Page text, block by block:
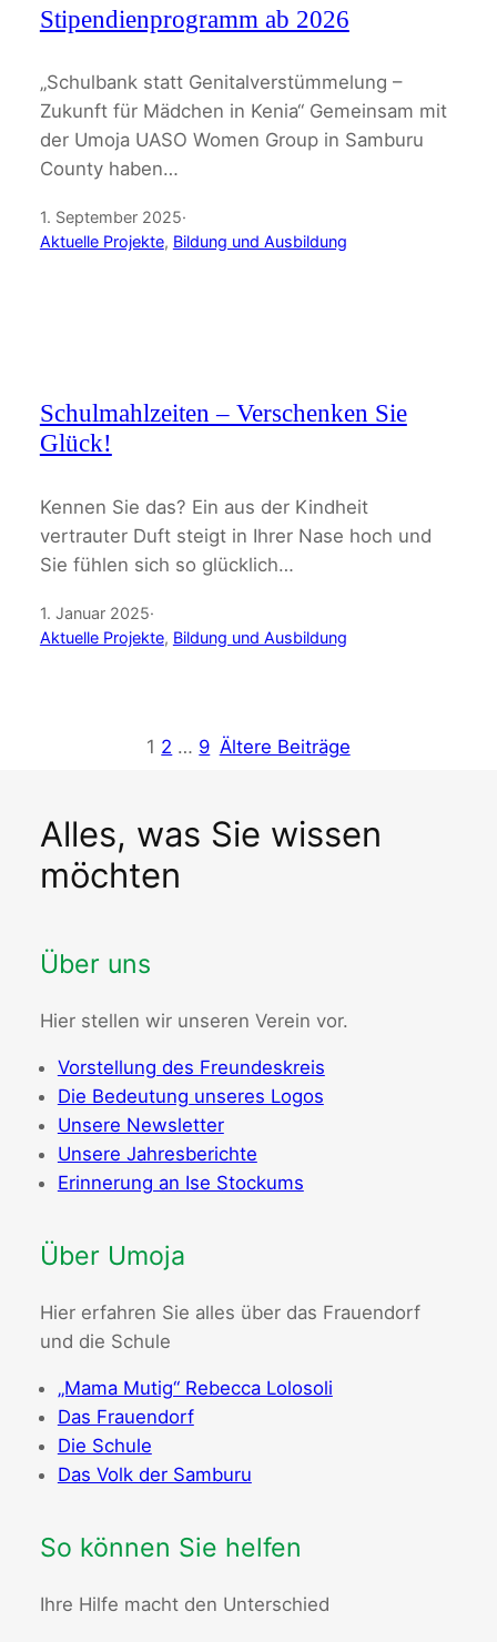
Stipendienprogramm ab 2026
„Schulbank statt Genitalverstümmelung –
Zukunft für Mädchen in Kenia“ Gemeinsam mit
der Umoja UASO Women Group in Samburu
County haben…
1. September 2025·
Aktuelle Projekte, Bildung und Ausbildung
Schulmahlzeiten – Verschenken Sie
Glück!
Kennen Sie das? Ein aus der Kindheit
vertrauter Duft steigt in Ihrer Nase hoch und
Sie fühlen sich so glücklich…
1. Januar 2025·
Aktuelle Projekte, Bildung und Ausbildung
1 2 … 9 Ältere Beiträge
Alles, was Sie wissen
möchten
Über uns
Hier stellen wir unseren Verein vor.
Vorstellung des Freundeskreis
Die Bedeutung unseres Logos
Unsere Newsletter
Unsere Jahresberichte
Erinnerung an Ise Stockums
Über Umoja
Hier erfahren Sie alles über das Frauendorf
und die Schule
„Mama Mutig“ Rebecca Lolosoli
Das Frauendorf
Die Schule
Das Volk der Samburu
So können Sie helfen
Ihre Hilfe macht den Unterschied